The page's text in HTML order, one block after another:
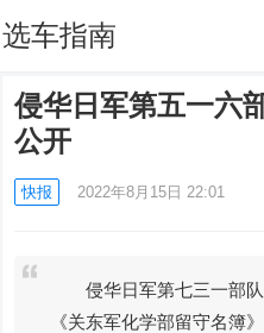
选车指南
侵华日军第五一六
公开
快报 2022年8月15日 22:01
侵华日军第七三一部队
《关东军化学部留守名簿